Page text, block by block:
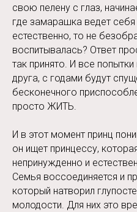
свою пелену с глаз,
где замарашка ведет себя
естественно, то не
воспитывалась? Ответ
так принято. И все
друга, с годами будут
бесконечного
просто ЖИТЬ.
И в этот момент принц
он ищет принцессу,
непринужденно и
Семья воссоединяется и
который натворил
молодости. Для них это